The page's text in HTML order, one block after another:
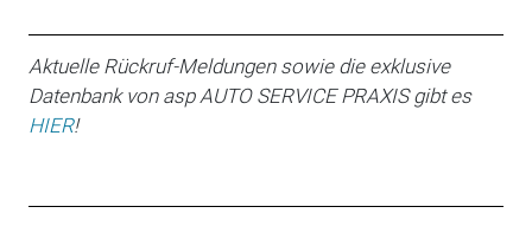
Aktuelle Rückruf-Meldungen sowie die exklusive
Datenbank von asp AUTO SERVICE PRAXIS gibt es
HIER!